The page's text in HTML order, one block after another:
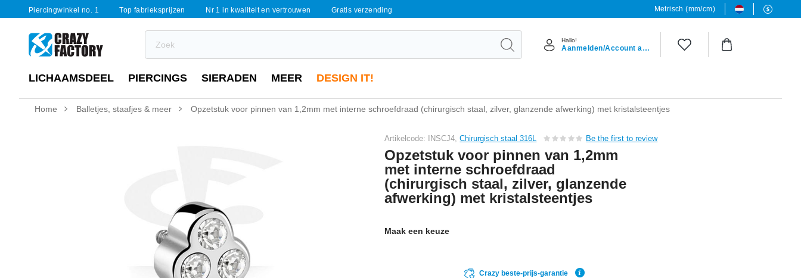
Piercingwinkel no. 1 Top fabrieksprijzen Nr 1 in kwaliteit en vertrouwen Gratis verzending Metrisch (mm/cm)
Hallo!
Aanmelden/Account aanmaken
LICHAAMSDEEL PIERCINGS SIERADEN MEER DESIGN IT!
Home Balletjes, staafjes & meer Opzetstuk voor pinnen van 1,2mm met interne schroefdraad (chirurgisch staal, zilver, glanzende afwerking) met kristalsteentjes
Artikelcode: INSCJ4,Chirurgisch staal 316L Be the first to review
Opzetstuk voor pinnen van 1,2mm
met interne schroefdraad
(chirurgisch staal, zilver, glanzende
afwerking) met kristalsteentjes
Maak een keuze
Crazy beste-prijs-garantie